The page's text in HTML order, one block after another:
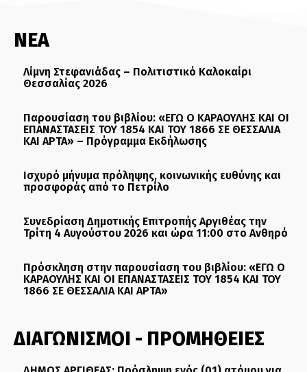
ΝΕΑ
Λίμνη Στεφανιάδας – Πολιτιστικό Καλοκαίρι
Θεσσαλίας 2026
Παρουσίαση του βιβλίου: «ΕΓΩ Ο ΚΑΡΑΟΥΛΗΣ ΚΑΙ ΟΙ
ΕΠΑΝΑΣΤΑΣΕΙΣ ΤΟΥ 1854 ΚΑΙ ΤΟΥ 1866 ΣΕ ΘΕΣΣΑΛΙΑ
ΚΑΙ ΑΡΤΑ» – Πρόγραμμα Εκδήλωσης
Ισχυρό μήνυμα πρόληψης, κοινωνικής ευθύνης και
προσφοράς από το Πετρίλο
Συνεδρίαση Δημοτικής Επιτροπής Αργιθέας την
Τρίτη 4 Αυγούστου 2026 και ώρα 11:00 στο Ανθηρό
Πρόσκληση στην παρουσίαση του βιβλίου: «ΕΓΩ Ο
ΚΑΡΑΟΥΛΗΣ ΚΑΙ ΟΙ ΕΠΑΝΑΣΤΑΣΕΙΣ ΤΟΥ 1854 ΚΑΙ ΤΟΥ
1866 ΣΕ ΘΕΣΣΑΛΙΑ ΚΑΙ ΑΡΤΑ»
ΔΙΑΓΩΝΙΣΜΟΙ - ΠΡΟΜΗΘΕΙΕΣ